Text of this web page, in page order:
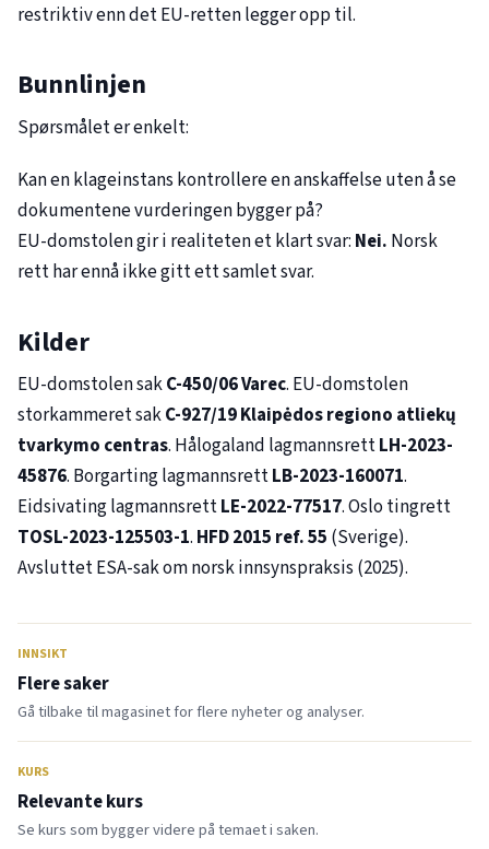
restriktiv enn det EU-retten legger opp til.
Bunnlinjen
Spørsmålet er enkelt:
Kan en klageinstans kontrollere en anskaffelse uten å se
dokumentene vurderingen bygger på?
EU-domstolen gir i realiteten et klart svar: Nei. Norsk
rett har ennå ikke gitt ett samlet svar.
Kilder
EU-domstolen sakC-450/06Varec. EU-domstolen
storkammeret sakC-927/19Klaipėdos regiono atliekų
tvarkymo centras. Hålogaland lagmannsrettLH-2023-
45876. Borgarting lagmannsrettLB-2023-160071.
Eidsivating lagmannsrettLE-2022-77517. Oslo tingrett
TOSL-2023-125503-1. HFD 2015 ref. 55 (Sverige).
Avsluttet ESA-sak om norsk innsynspraksis (2025).
INNSIKT
Flere saker
Gå tilbake til magasinet for flere nyheter og analyser.
KURS
Relevante kurs
Se kurs som bygger videre på temaet i saken.